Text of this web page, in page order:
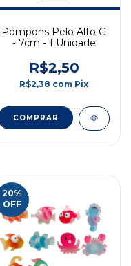
Pompons Pelo Alto G
- 7cm - 1 Unidade
R$2,50
R$2,38 com Pix
COMPRAR
20%
OFF